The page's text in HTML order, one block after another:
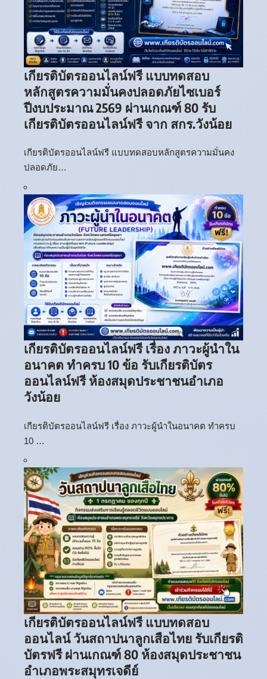
เกียรติบัตรออนไลน์ฟรี แบบทดสอบ
หลักสูตรความมั่นคงปลอดภัยไซเบอร์
ปีงบประมาณ 2569 ผ่านเกณฑ์ 80 รับ
เกียรติบัตรออนไลน์ฟรี จาก สกร.วังน้อย
เกียรติบัตรออนไลน์ฟรี แบบทดสอบหลักสูตรความมั่นคง
ปลอดภัย…
เกียรติบัตรออนไลน์ฟรี เรื่อง ภาวะผู้นำใน
อนาคต ทำครบ 10 ข้อ รับเกียรติบัตร
ออนไลน์ฟรี ห้องสมุดประชาชนอำเภอ
วังน้อย
เกียรติบัตรออนไลน์ฟรี เรื่อง ภาวะผู้นำในอนาคต ทำครบ
10 …
เกียรติบัตรออนไลน์ฟรี แบบทดสอบ
ออนไลน์ วันสถาปนาลูกเสือไทย รับเกียรติ
บัตรฟรี ผ่านเกณฑ์ 80 ห้องสมุดประชาชน
อำเภอพระสมุทรเจดีย์